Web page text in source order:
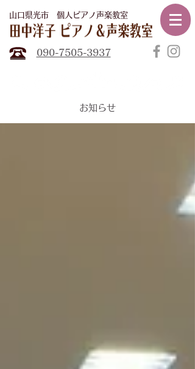
山口県光市​ 個人ピアノ声楽教室
洋子ピアノ声楽教室
090-7505-3937
​お知らせ